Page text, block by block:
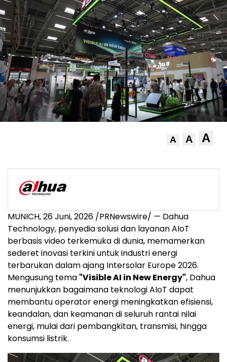
A A A
MUNICH,26 Juni, 2026 /PRNewswire/ — Dahua
Technology, penyedia solusi dan layanan AIoT
berbasis video terkemuka di dunia, memamerkan
sederet inovasi terkini untuk industri energi
terbarukan dalam ajang Intersolar Europe 2026.
Mengusung tema "Visible AI in New Energy", Dahua
menunjukkan bagaimana teknologi AIoT dapat
membantu operator energi meningkatkan efisiensi,
keandalan, dan keamanan di seluruh rantai nilai
energi, mulai dari pembangkitan, transmisi, hingga
konsumsi listrik.